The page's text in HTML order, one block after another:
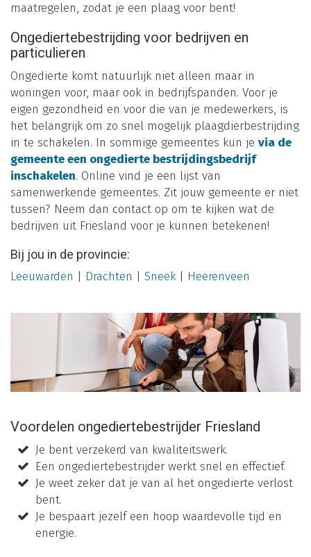
maatregelen, zodat je een plaag voor bent!
Ongediertebestrijding voor bedrijven en
particulieren
Ongedierte komt natuurlijk niet alleen maar in
woningen voor, maar ook in bedrijfspanden. Voor je
eigen gezondheid en voor die van je medewerkers, is
het belangrijk om zo snel mogelijk plaagdierbestrijding
in te schakelen. In sommige gemeentes kun je via de
gemeente een ongedierte bestrijdingsbedrijf
inschakelen. Online vind je een lijst van
samenwerkende gemeentes. Zit jouw gemeente er niet
tussen? Neem dan contact op om te kijken wat de
bedrijven uit Friesland voor je kunnen betekenen!
Bij jou in de provincie:
Leeuwarden Drachten Sneek Heerenveen
Voordelen ongediertebestrijder Friesland
Je bent verzekerd van kwaliteitswerk.
Een ongediertebestrijder werkt snel en effectief.
Je weet zeker dat je van al het ongedierte verlost
bent.
Je bespaart jezelf een hoop waardevolle tijd en
energie.